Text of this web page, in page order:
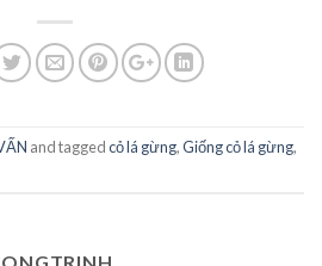
and taggedcỏ lá gừng,Giống cỏ lá gừng,